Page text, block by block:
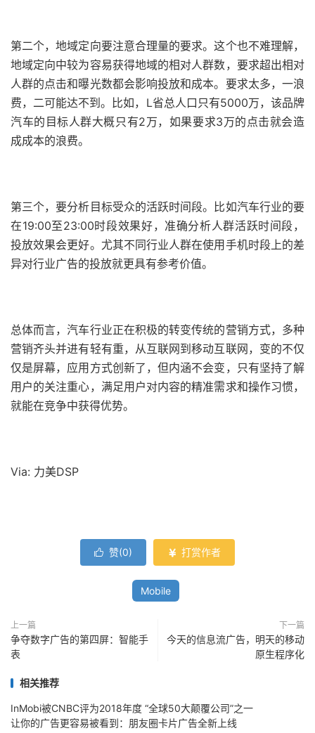
第二个，地域定向要注意合理量的要求。这个也不难理解，
地域定向中较为容易获得地域的相对人群数，要求超出相对
人群的点击和曝光数都会影响投放和成本。要求太多，一浪
费，二可能达不到。比如，L省总人口只有5000万，该品牌
汽车的目标人群大概只有2万，如果要求3万的点击就会造
成成本的浪费。
第三个，要分析目标受众的活跃时间段。比如汽车行业的要
在19:00至23:00时段效果好，准确分析人群活跃时间段，
投放效果会更好。尤其不同行业人群在使用手机时段上的差
异对行业广告的投放就更具有参考价值。
总体而言，汽车行业正在积极的转变传统的营销方式，多种
营销齐头并进有轻有重，从互联网到移动互联网，变的不仅
仅是屏幕，应用方式创新了，但内涵不会变，只有坚持了解
用户的关注重心，满足用户对内容的精准需求和操作习惯，
就能在竞争中获得优势。
Via: 力美DSP
 赞(0)  打赏作者
Mobile
上一篇
争夺数字广告的第四屏：智能手
表
下一篇
今天的信息流广告，明天的移动
原生程序化
相关推荐
InMobi被CNBC评为2018年度 “全球50大颠覆公司”之一
让你的广告更容易被看到：朋友圈卡片广告全新上线